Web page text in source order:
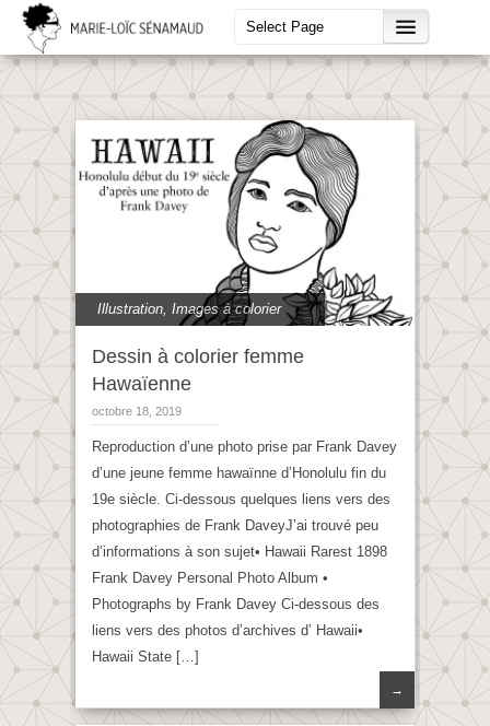
Illustration, Images à colorier
Dessin à colorier femme
Hawaïenne
octobre 18, 2019
Reproduction d’une photo prise par Frank Davey
d’une jeune femme hawaïnne d’Honolulu fin du
19e siècle. Ci-dessous quelques liens vers des
photographies de Frank DaveyJ’ai trouvé peu
d’informations à son sujet• Hawaii Rarest 1898
Frank Davey Personal Photo Album •
Photographs by Frank Davey Ci-dessous des
liens vers des photos d’archives d’ Hawaii•
Hawaii State […]
→